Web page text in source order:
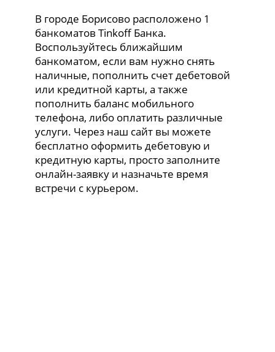
В городе Борисово расположено 1
банкоматов Tinkoff Банка.
Воспользуйтесь ближайшим
банкоматом, если вам нужно снять
наличные, пополнить счет дебетовой
или кредитной карты, а также
пополнить баланс мобильного
телефона, либо оплатить различные
услуги. Через наш сайт вы можете
бесплатно оформить дебетовую и
кредитную карты, просто заполните
онлайн-заявку и назначьте время
встречи с курьером.